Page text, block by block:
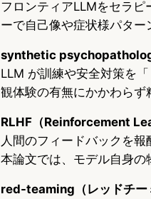
フロンティアLLMをセラピ
ーで自己像や症状様パター
synthetic
LLM が訓練や安全対策を
観体験の有無にかかわらず
RLHF（Reinforcement
人間のフィードバックを
本論文では、モデル自身の
red-teaming（レッドチー